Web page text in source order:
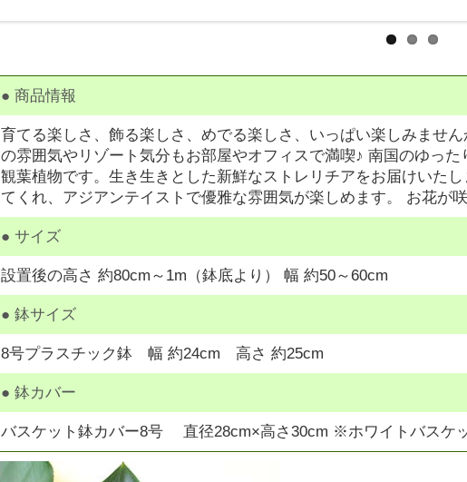
● 商品情報
育てる楽しさ、飾る楽しさ、めでる楽しさ、いっぱい楽しみませ
の雰囲気やリゾート気分もお部屋やオフィスで満喫♪ 南国のゆっ
観葉植物です。生き生きとした新鮮なストレリチアをお届けいた
てくれ、アジアンテイストで優雅な雰囲気が楽しめます。 お花が
● サイズ
設置後の高さ 約80cm～1m（鉢底より） 幅 約50～60cm
● 鉢サイズ
8号プラスチック鉢 幅 約24cm 高さ 約25cm
● 鉢カバー
バスケット鉢カバー8号 直径28cm×高さ30cm ※ホワイトバスケ